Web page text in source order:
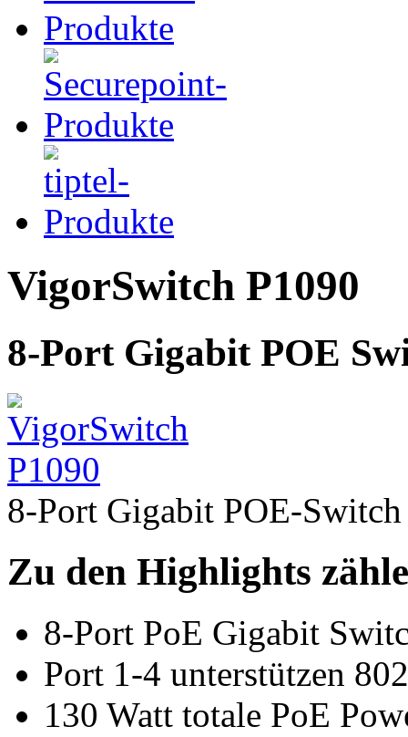
VigorSwitch P1090
8-Port Gigabit POE
8-Port Gigabit POE-Switch
Zu den Highlights
8-Port PoE Gigabit
Port 1-4 unterstützen
130 Watt totale PoE